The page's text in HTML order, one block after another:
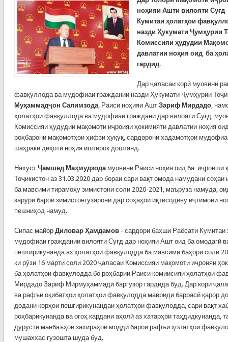
ноҳияи Ашти вилояти
Кумитаи ҳолатҳои
назди Ҳукумати Ҷумҳурии
Комиссияи ҳудудии
давлатии ноҳия оид ба
гардид.
Дар ҷаласаи корӣ муовини
фавқуллода ва мудофиаи граждании назди Ҳукумати Ҷумҳурии
Муҳаммадҷон Салимзода, Раиси ноҳияи Ашт Зариф Мирдадо,
ҳолатҳои фавқуллода ва мудофиаи гражданӣ дар вилояти Суғд,
Комиссияи ҳудудии мақомоти иҷроияи ҳокимияти давлатии ноҳия
роҳбарони мақомотҳои ҳифзи ҳуқуқ, сардорони хадамотҳои
шаҳраки деҳоти ноҳия иштирок доштанд.
Нахуст Ҷамшед Маҳмудзодамуовини Раиси ноҳия оид ба иҷроиши
Тоҷикистон аз 31.03.2020 дар бораи сари вақт омода намудани
ба мавсими тирамоҳу зимистони соли 2020-2021, маъруза намуда,
зарурӣ барои зимистонгузаронӣ дар соҳаҳои иқтисодиву иҷтимоии
пешниҳод намуд.
Сипас майор Диловар Ҳамдамов- сардори бахши Раёсати Кумитаи
мудофиаи граждании вилояти Суғд дар ноҳияи Ашт оид ба омодагӣ
пешгирикунанда аз ҳолатҳои фавқулодда ба мавсими баҳори соли
ки рӯзи 16 марти соли 2020 ҷаласаи Комиссияи мақомоти иҷроияи
ба ҳолатҳои фавқулодда бо роҳбарии Раиси комиисияи ҳолатҳои
Мирдадо Зариф Мирмуҳаммадӣ баргузор гардида буд. Дар кори
ва рафъи оқибатҳои ҳолатҳои фавқулодда мавриди баррасӣ қарор
додани корҳои пешгирикунандаи ҳолатҳои фавқулодда, сари вақт
роҳбарикунанда ва огоҳ кардани аҳолӣ аз хатарҳои таҳдидкунанда,
дурусти манбаъҳои захираҳои моддӣ барои рафъи ҳолатҳои
мушаххас гузошта шуда буд.